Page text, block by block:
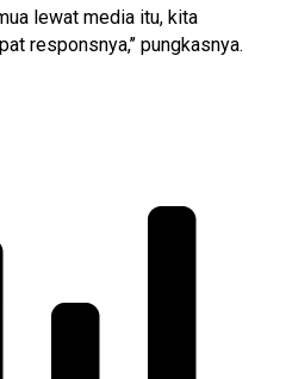
lewat media itu, kita
responsnya,’’ pungkasnya.